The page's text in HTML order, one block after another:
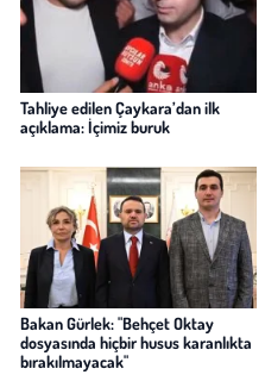
Tahliye edilen Çaykara’dan ilk
açıklama: İçimiz buruk
Bakan Gürlek: "Behçet Oktay
dosyasında hiçbir husus karanlıkta
bırakılmayacak"